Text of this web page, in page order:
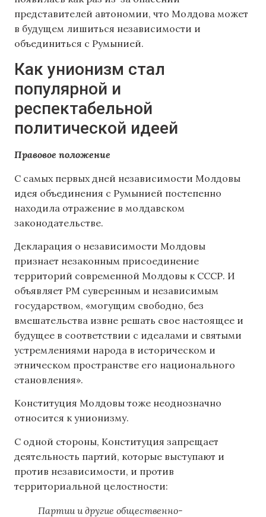
представителей автономии, что Молдова может
в будущем лишиться независимости и
объединиться с Румынией.
Как унионизм стал
популярной и
респектабельной
политической идеей
Правовое положение
С самых первых дней независимости Молдовы
идея объединения с Румынией постепенно
находила отражение в молдавском
законодательстве.
Декларация о независимости Молдовы
признает незаконным присоединение
территорий современной Молдовы к СССР. И
объявляет РМ суверенным и независимым
государством, «могущим свободно, без
вмешательства извне решать свое настоящее и
будущее в соответствии с идеалами и святыми
устремлениями народа в историческом и
этническом пространстве его национального
становления».
Конституция Молдовы тоже неоднозначно
относится к унионизму.
С одной стороны, Конституция запрещает
деятельность партий, которые выступают и
против независимости, и против
территориальной целостности:
Партии и другие общественно-